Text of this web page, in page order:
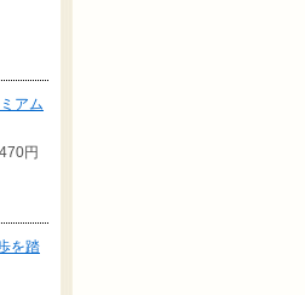
アム
円
を踏